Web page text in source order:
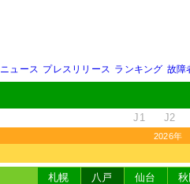
ニュース プレスリリース ランキング 故障
J1 J2
2026年
札幌 八戸 仙台 秋